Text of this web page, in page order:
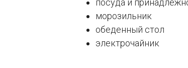
морозильник
обеденный стол
электрочайник